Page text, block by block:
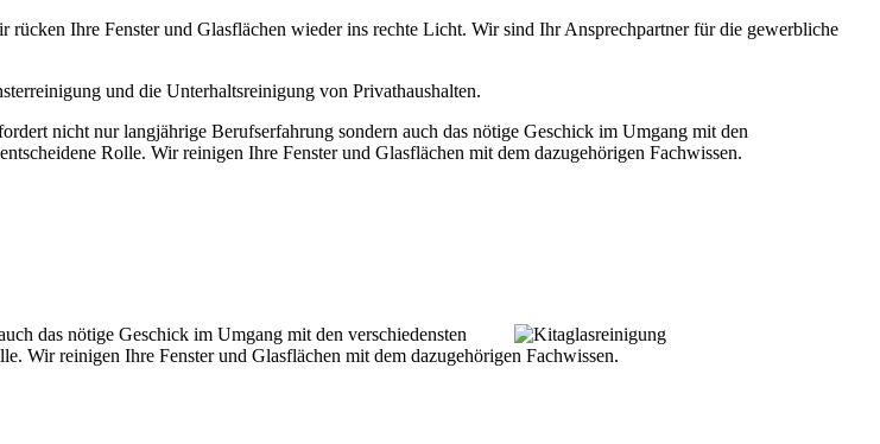
Ihre Fenster und Glasflächen wieder ins rechte Licht. Wir sind Ihr Ansprechpartner für die gewerbliche
und die Unterhaltsreinigung von Privathaushalten.
nicht nur langjährige Berufserfahrung sondern auch das nötige Geschick im Umgang mit den
Rolle. Wir reinigen Ihre Fenster und Glasflächen mit dem dazugehörigen Fachwissen.
das nötige Geschick im Umgang mit den verschiedensten
Wir reinigen Ihre Fenster und Glasflächen mit dem dazugehörigen Fachwissen.